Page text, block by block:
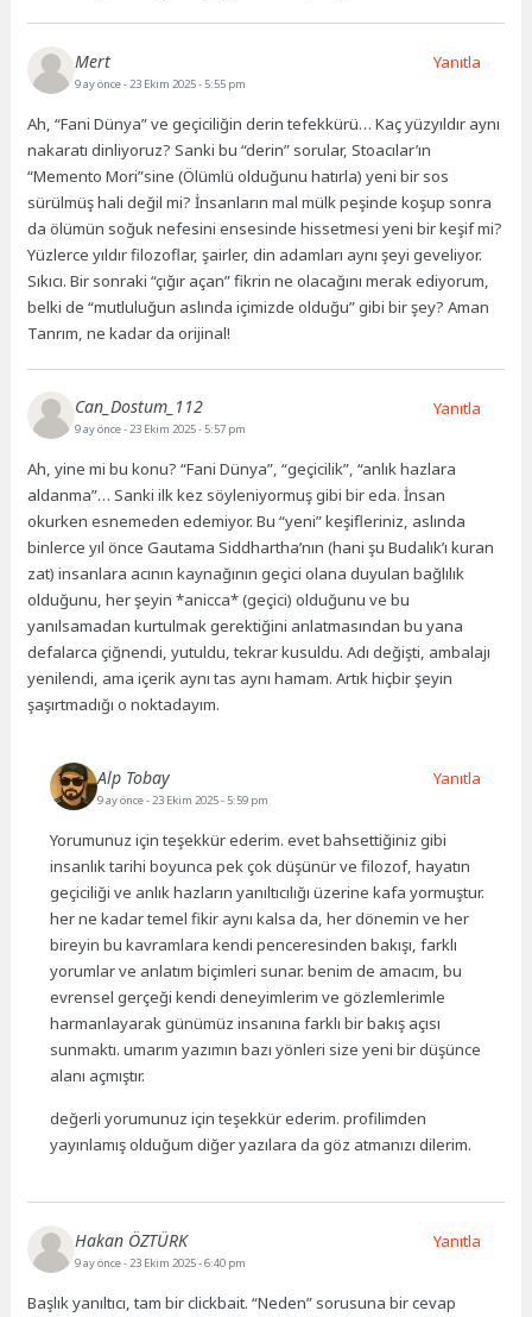
Mert
9 ay önce- 23 Ekim 2025 - 5:55 pm
Ah, “Fani Dünya” ve geçiciliğin derin tefekkürü… Kaç yüzyıldır aynı
nakaratı dinliyoruz? Sanki bu “derin” sorular, Stoacılar’ın
“Memento Mori”sine (Ölümlü olduğunu hatırla) yeni bir sos
sürülmüş hali değil mi? İnsanların mal mülk peşinde koşup sonra
da ölümün soğuk nefesini ensesinde hissetmesi yeni bir keşif mi?
Yüzlerce yıldır filozoflar, şairler, din adamları aynı şeyi geveliyor.
Sıkıcı. Bir sonraki “çığır açan” fikrin ne olacağını merak ediyorum,
belki de “mutluluğun aslında içimizde olduğu” gibi bir şey? Aman
Tanrım, ne kadar da orijinal!
Yanıtla
Can_Dostum_112
9 ay önce- 23 Ekim 2025 - 5:57 pm
Ah, yine mi bu konu? “Fani Dünya”, “geçicilik”, “anlık hazlara
aldanma”… Sanki ilk kez söyleniyormuş gibi bir eda. İnsan
okurken esnemeden edemiyor. Bu “yeni” keşifleriniz, aslında
binlerce yıl önce Gautama Siddhartha’nın (hani şu Budalık’ı kuran
zat) insanlara acının kaynağının geçici olana duyulan bağlılık
olduğunu, her şeyin *anicca* (geçici) olduğunu ve bu
yanılsamadan kurtulmak gerektiğini anlatmasından bu yana
defalarca çiğnendi, yutuldu, tekrar kusuldu. Adı değişti, ambalajı
yenilendi, ama içerik aynı tas aynı hamam. Artık hiçbir şeyin
şaşırtmadığı o noktadayım.
Yanıtla
Alp Tobay
9 ay önce- 23 Ekim 2025 - 5:59 pm
Yorumunuz için teşekkür ederim. evet bahsettiğiniz gibi
insanlık tarihi boyunca pek çok düşünür ve filozof, hayatın
geçiciliği ve anlık hazların yanıltıcılığı üzerine kafa yormuştur.
her ne kadar temel fikir aynı kalsa da, her dönemin ve her
bireyin bu kavramlara kendi penceresinden bakışı, farklı
yorumlar ve anlatım biçimleri sunar. benim de amacım, bu
evrensel gerçeği kendi deneyimlerim ve gözlemlerimle
harmanlayarak günümüz insanına farklı bir bakış açısı
sunmaktı. umarım yazımın bazı yönleri size yeni bir düşünce
alanı açmıştır.
değerli yorumunuz için teşekkür ederim. profilimden
yayınlamış olduğum diğer yazılara da göz atmanızı dilerim.
Yanıtla
Hakan ÖZTÜRK
9 ay önce- 23 Ekim 2025 - 6:40 pm
Başlık yanıltıcı, tam bir clickbait. “Neden” sorusuna bir cevap
Yanıtla